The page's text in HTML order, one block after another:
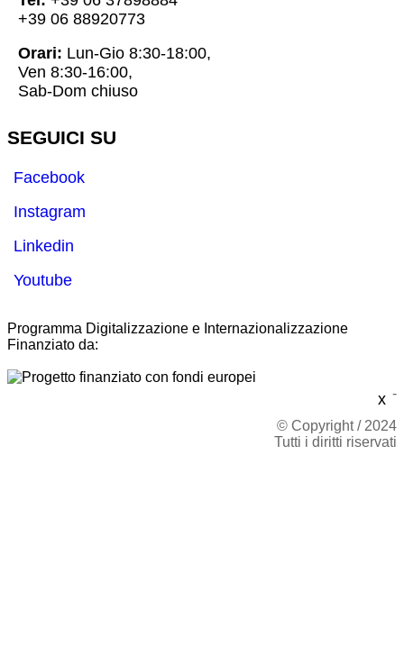
x
+39 06 88920773
Orari: Lun-Gio 8:30-18:00,
Ven 8:30-16:00,
Sab-Dom chiuso
SEGUICI SU
Facebook
Instagram
Linkedin
Youtube
Programma Digitalizzazione e Internazionalizzazione
Finanziato da:
-
© Copyright / 2024
Tutti i diritti riservati